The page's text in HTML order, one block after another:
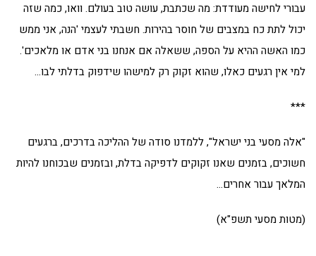
עבורי לחישה מעודדת: מה שכתבת, עושה טוב בעולם. וואו, כמה שזה
יכול לתת כח במצבים של חוסר בהירות. חשבתי לעצמי 'הנה, אני ממש
כמו האשה ההיא על הספה, ששאלה אם אנחנו בני אדם או מלאכים'.
למי אין רגעים כאלו, שהוא זקוק רק למישהו שידפוק בדלתי לבו…
***
"אלה מסעי בני ישראל", ללמדנו סודה של ההליכה בדרכים, ברגעים
חשוכים, בזמנים שאנו זקוקים לדפיקה בדלת, ובזמנים שבכוחנו להיות
המלאך עבור אחרים…
(מטות מסעי תשפ"א)